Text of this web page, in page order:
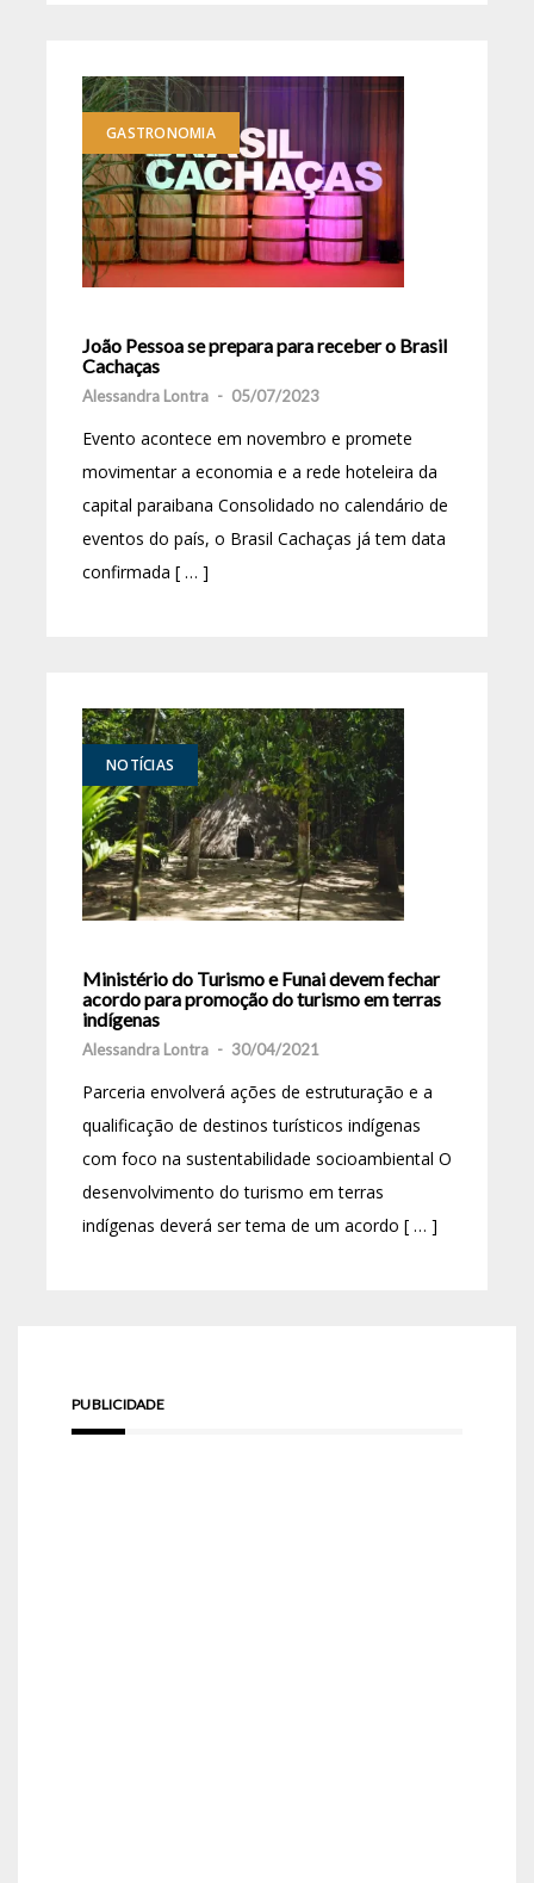
GASTRONOMIA
João Pessoa se prepara para receber o Brasil
Cachaças
Alessandra Lontra - 05/07/2023
Evento acontece em novembro e promete
movimentar a economia e a rede hoteleira da
capital paraibana Consolidado no calendário de
eventos do país, o Brasil Cachaças já tem data
confirmada [ … ]
NOTÍCIAS
Ministério do Turismo e Funai devem fechar
acordo para promoção do turismo em terras
indígenas
Alessandra Lontra - 30/04/2021
Parceria envolverá ações de estruturação e a
qualificação de destinos turísticos indígenas
com foco na sustentabilidade socioambiental O
desenvolvimento do turismo em terras
indígenas deverá ser tema de um acordo [ … ]
PUBLICIDADE